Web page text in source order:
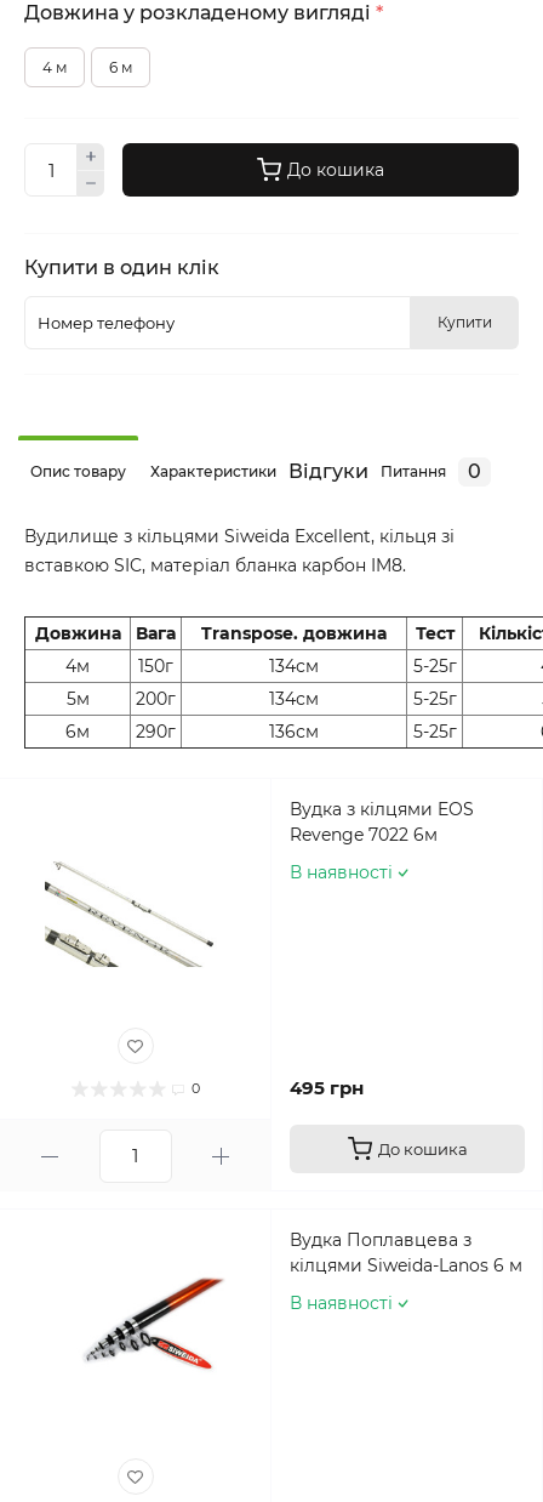
Довжина у розкладеному вигляді *
4 м 6 м
До кошика
Купити в один клік
Купити
Опис товару Характеристики Відгуки Питання 0
Вудилище з кільцями Siweida Excellent, кільця зі
вставкою SIC, матеріал бланка карбон IM8.
Довжина Вага Transpose. довжина Тест
4м
150г 134см 5-25г
5м
200г 134см 5-25г
6м
290г 136см 5-25г
0
Вудка з кілцями EOS
Revenge 7022 6м
В наявності
495 грн
До кошика
Вудка Поплавцева з
кілцями Siweida-Lanos 6 м
В наявності